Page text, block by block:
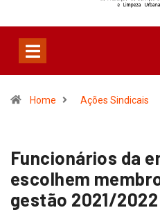
Home Ações Sindicais
Funcionários da
escolhem
gestão 2021/2022